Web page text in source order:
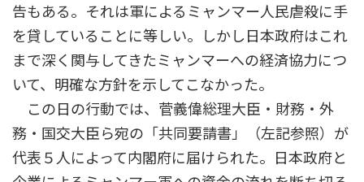
告もある。それは軍によるミャンマー人民虐殺に手
を貸していることに等しい。しかし日本政府はこれ
まで深く関与してきたミャンマーへの経済協力につ
いて、明確な方針を示してこなかった。
この日の行動では、菅義偉総理大臣・財務・外
務・国交大臣ら宛の「共同要請書」（左記参照）が
代表５人によって内閣府に届けられた。日本政府と